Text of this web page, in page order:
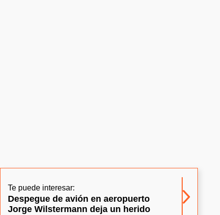
Te puede interesar:
Despegue de avión en aeropuerto
Jorge Wilstermann deja un herido